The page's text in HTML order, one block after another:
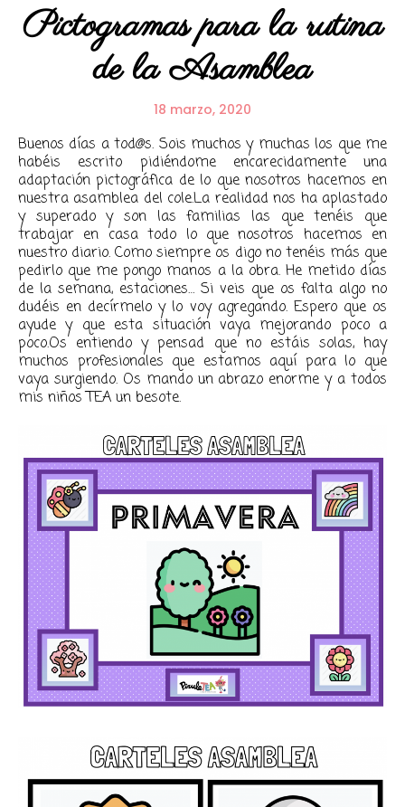
Pictogramas para la rutina
de la Asamblea
18 marzo, 2020
Buenos días a tod@s. Sois muchos y muchas los que me
habéis escrito pidiéndome encarecidamente una
adaptación pictográfica de lo que nosotros hacemos en
nuestra asamblea del cole.La realidad nos ha aplastado
y superado y son las familias las que tenéis que
trabajar en casa todo lo que nosotros hacemos en
nuestro diario. Como siempre os digo no tenéis más que
pedirlo que me pongo manos a la obra. He metido días
de la semana, estaciones… Si veis que os falta algo no
dudéis en decírmelo y lo voy agregando. Espero que os
ayude y que esta situación vaya mejorando poco a
poco.Os entiendo y pensad que no estáis solas, hay
muchos profesionales que estamos aquí para lo que
vaya surgiendo. Os mando un abrazo enorme y a todos
mis niños TEA un besote.